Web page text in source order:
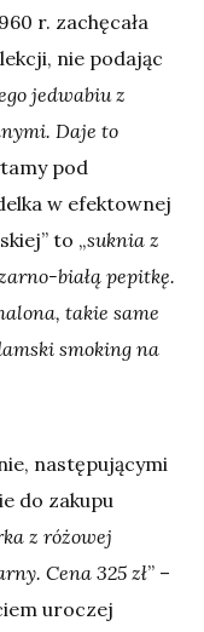
r. zachęcała
nie podając
jedwabiu z
Daje to
pod
w efektownej
to „suknia z
białą pepitkę.
takie same
smoking na
następującymi
do zakupu
z różowej
Cena 325 zł” –
uroczej